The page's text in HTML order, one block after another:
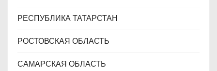
РЕСПУБЛИКА ТАТАРСТАН
РОСТОВСКАЯ ОБЛАСТЬ
САМАРСКАЯ ОБЛАСТЬ